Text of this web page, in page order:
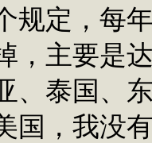
规定，每
，主要是
、泰国、
国，我没